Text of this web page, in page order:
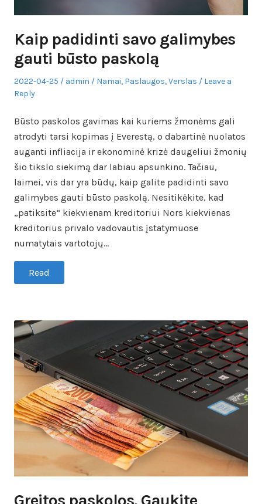
Kaip padidinti savo galimybes
gauti būsto paskolą
Posted
on
2022-04-25 Author
admin
Posted
Namai, Paslaugos,Verslas
Leave a
Reply
Būsto paskolos gavimas kai kuriems žmonėms gali
atrodyti tarsi kopimas į Everestą, o dabartinė nuolatos
auganti infliacija ir ekonominė krizė daugeliui žmonių
šio tikslo siekimą dar labiau apsunkino. Tačiau,
laimei, vis dar yra būdų, kaip galite padidinti savo
galimybes gauti būsto paskolą. Nesitikėkite, kad
„patiksite“ kiekvienam kreditoriui Nors kiekvienas
kreditorius privalo vadovautis įstatymuose
numatytais vartotojų…
Read